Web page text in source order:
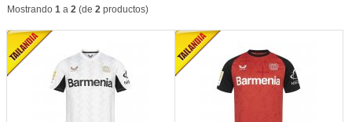
Mostrando 1a 2(de 2productos)